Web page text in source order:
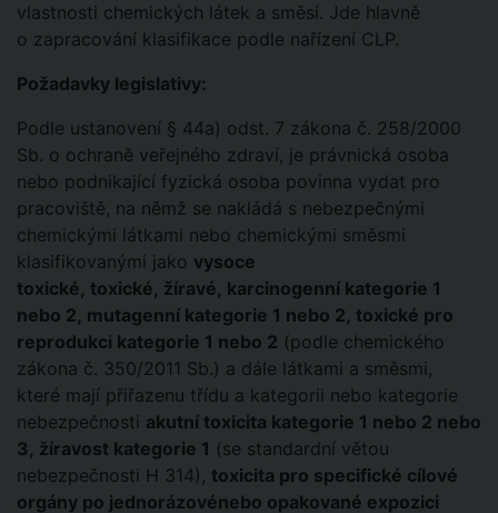
vlastnosti chemických látek a směsí. Jde hlavně
o zapracování klasifikace podle nařízení CLP.
Požadavky legislativy:
Podle ustanovení § 44a) odst. 7 zákona č. 258/2000
Sb. o ochraně veřejného zdraví, je právnická osoba
nebo podnikající fyzická osoba povinna vydat pro
pracoviště, na němž se nakládá s nebezpečnými
chemickými látkami nebo chemickými směsmi
klasifikovanými jako vysoce
toxické, toxické, žíravé, karcinogenní kategorie 1
nebo 2, mutagenní kategorie 1 nebo 2, toxické pro
reprodukci kategorie 1 nebo 2 (podle chemického
zákona č. 350/2011 Sb.) a dále látkami a směsmi,
které mají přiřazenu třídu a kategorii nebo kategorie
nebezpečnosti akutní toxicita kategorie 1 nebo 2 nebo
3, žíravost kategorie 1 (se standardní větou
nebezpečnosti H 314), toxicita pro specifické cílové
orgány po jednorázovénebo opakované expozici